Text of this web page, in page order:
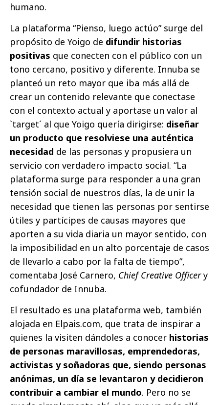
humano.
La plataforma “Pienso, luego actúo” surge del
propósito de Yoigo de difundir historias
positivas que conecten con el público con un
tono cercano, positivo y diferente. Innuba se
planteó un reto mayor que iba más allá de
crear un contenido relevante que conectase
con el contexto actual y aportase un valor al
`target´ al que Yoigo quería dirigirse: diseñar
un producto que resolviese una auténtica
necesidad de las personas y propusiera un
servicio con verdadero impacto social. “La
plataforma surge para responder a una gran
tensión social de nuestros días, la de unir la
necesidad que tienen las personas por sentirse
útiles y partícipes de causas mayores que
aporten a su vida diaria un mayor sentido, con
la imposibilidad en un alto porcentaje de casos
de llevarlo a cabo por la falta de tiempo”,
comentaba José Carnero, Chief Creative Officery
cofundador de Innuba.
El resultado es una plataforma web, también
alojada en Elpais.com, que trata de inspirar a
quienes la visiten dándoles a conocer historias
de personas maravillosas, emprendedoras,
activistas y soñadoras que, siendo personas
anónimas, un día se levantaron y decidieron
contribuir a cambiar el mundo. Pero no se